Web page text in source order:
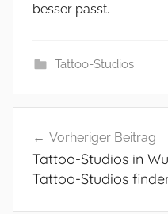
besser passt.
Tattoo-Studios
Vorheriger Beitrag
Tattoo-Studios in
Tattoo-Studios